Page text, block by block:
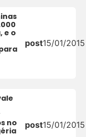
e o
post15/01/2015
no
post15/01/2015